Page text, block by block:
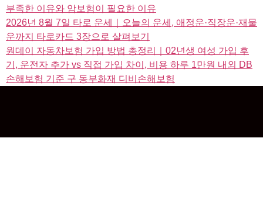
부족한 이유와 암보험이 필요한 이유
2026년 8월 7일 타로 운세｜오늘의 운세, 애정운·직장운·재물
운까지 타로카드 3장으로 살펴보기
원데이 자동차보험 가입 방법 총정리｜02년생 여성 가입 후
기, 운전자 추가 vs 직접 가입 차이, 비용 하루 1만원 내외 DB
손해보험 기준 구 동부화재 디비손해보험